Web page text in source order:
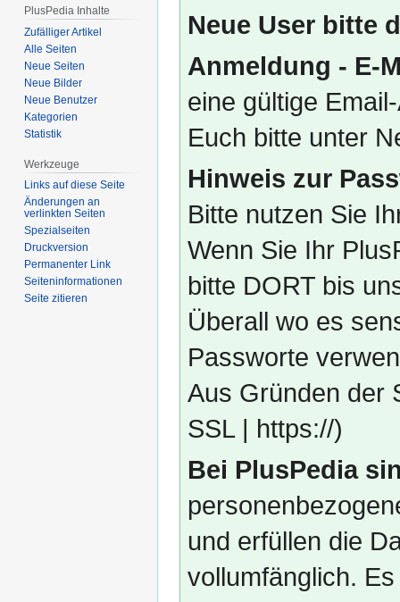
Neue User bitte
Anmeldung - E-
eine gültige
Euch bitte unter
Hinweis zur
Bitte nutzen Sie
Wenn Sie Ihr
bitte DORT bis
Überall wo es
Passworte
Aus Gründen der
SSL | https://)
Bei PlusPedia
und erfüllen die
vollumfänglich.
PlusPedia Inhalte
Zufälliger Artikel
Alle Seiten
Neue Seiten
Neue Bilder
Neue Benutzer
Kategorien
Statistik
Werkzeuge
Links auf diese Seite
Änderungen an
verlinkten Seiten
Spezialseiten
Druckversion
Permanenter Link
Seiten­­informationen
Seite zitieren